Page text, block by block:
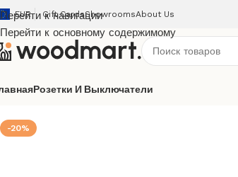
Перейти к навигации
Перейти к основному содержимому
EUR Gift CardsShowroomsAbout Us
Розетки И Выключатели
-20%